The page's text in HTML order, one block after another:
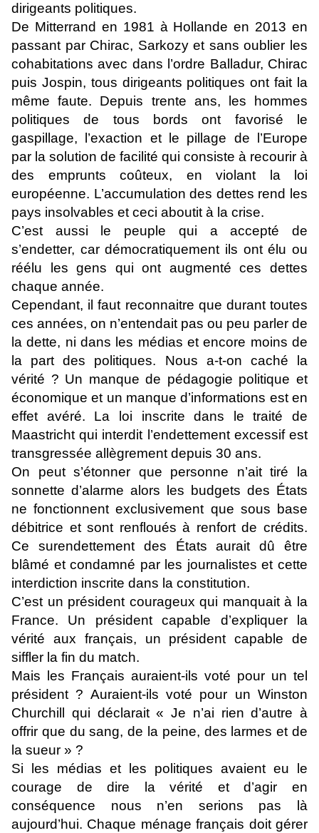
dirigeants politiques.
De Mitterrand en 1981 à Hollande en 2013 en
passant par Chirac, Sarkozy et sans oublier les
cohabitations avec dans l’ordre Balladur, Chirac
puis Jospin, tous dirigeants politiques ont fait la
même faute. Depuis trente ans, les hommes
politiques de tous bords ont favorisé le
gaspillage, l’exaction et le pillage de l’Europe
par la solution de facilité qui consiste à recourir à
des emprunts coûteux, en violant la loi
européenne. L’accumulation des dettes rend les
pays insolvables et ceci aboutit à la crise.
C’est aussi le peuple qui a accepté de
s’endetter, car démocratiquement ils ont élu ou
réélu les gens qui ont augmenté ces dettes
chaque année.
Cependant, il faut reconnaitre que durant toutes
ces années, on n’entendait pas ou peu parler de
la dette, ni dans les médias et encore moins de
la part des politiques. Nous a-t-on caché la
vérité ? Un manque de pédagogie politique et
économique et un manque d’informations est en
effet avéré. La loi inscrite dans le traité de
Maastricht qui interdit l’endettement excessif est
transgressée allègrement depuis 30 ans.
On peut s’étonner que personne n’ait tiré la
sonnette d’alarme alors les budgets des États
ne fonctionnent exclusivement que sous base
débitrice et sont renfloués à renfort de crédits.
Ce surendettement des États aurait dû être
blâmé et condamné par les journalistes et cette
interdiction inscrite dans la constitution.
C’est un président courageux qui manquait à la
France. Un président capable d’expliquer la
vérité aux français, un président capable de
siffler la fin du match.
Mais les Français auraient-ils voté pour un tel
président ? Auraient-ils voté pour un Winston
Churchill qui déclarait « Je n’ai rien d’autre à
offrir que du sang, de la peine, des larmes et de
la sueur » ?
Si les médias et les politiques avaient eu le
courage de dire la vérité et d’agir en
conséquence nous n’en serions pas là
aujourd’hui. Chaque ménage français doit gérer